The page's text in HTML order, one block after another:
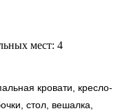
мест: 4
кровати, кресло-
стол, вешалка,